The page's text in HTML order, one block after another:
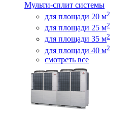
Мульти-сплит системы
для площади 20 м2
для площади 25 м2
для площади 35 м2
для площади 40 м2
смотреть все